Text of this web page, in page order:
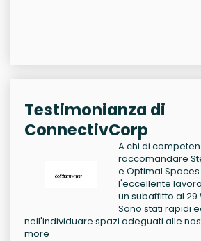
Testimonianza di
ConnectivCorp
A chi di
raccomandare
e Optimal
l'eccellente
un subaffitto al 29
Sono stati rapidi
nell'individuare spazi adeguati alle
more